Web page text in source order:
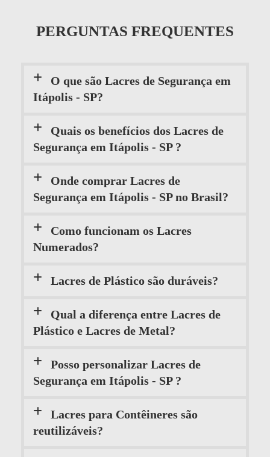
PERGUNTAS FREQUENTES
O que são Lacres de Segurança em
Itápolis - SP?
Quais os benefícios dos Lacres de
Segurança em Itápolis - SP ?
Onde comprar Lacres de
Segurança em Itápolis - SP no Brasil?
Como funcionam os Lacres
Numerados?
Lacres de Plástico são duráveis?
Qual a diferença entre Lacres de
Plástico e Lacres de Metal?
Posso personalizar Lacres de
Segurança em Itápolis - SP ?
Lacres para Contêineres são
reutilizáveis?